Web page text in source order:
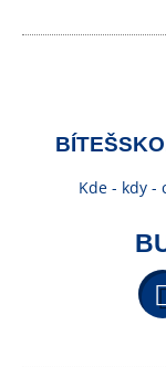
Kde - kdy -